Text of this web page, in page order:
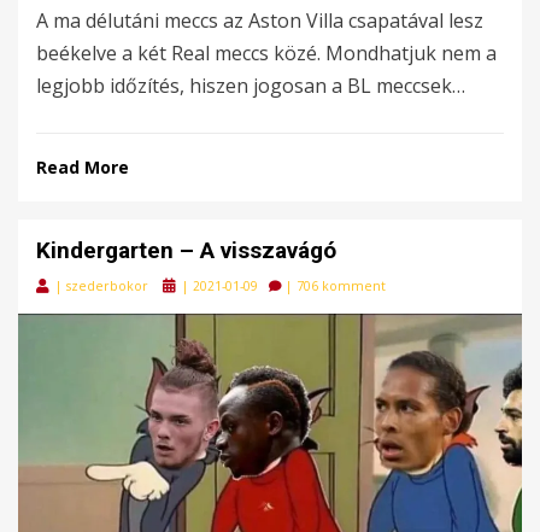
A ma délutáni meccs az Aston Villa csapatával lesz
beékelve a két Real meccs közé. Mondhatjuk nem a
legjobb időzítés, hiszen jogosan a BL meccsek…
Read More
Kindergarten – A visszavágó
| szederbokor
Posted
| 2021-01-09 | 706 komment